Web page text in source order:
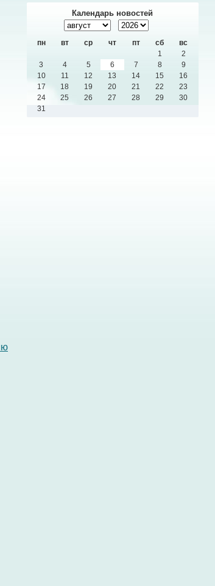
Календарь новостей
пн вт ср чт пт сб
вс
1
2
3
4 5 6 7 8
9
10
11 12 13 14 15
16
17
18 19 20 21 22
23
24
25 26 27 28 29
30
31